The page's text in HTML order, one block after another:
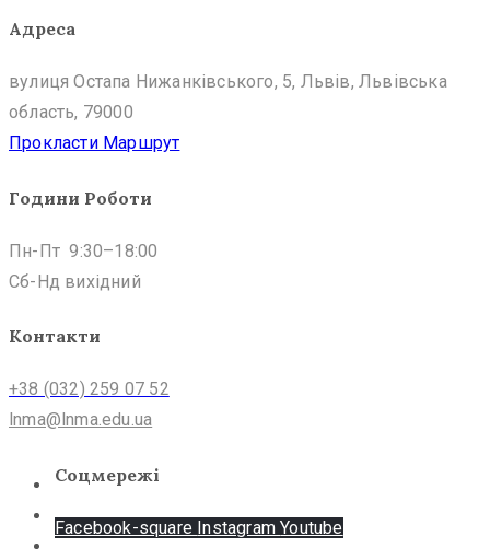
Адреса
вулиця Остапа Нижанківського, 5, Львів, Львівська
область, 79000
Прокласти Маршрут
Години Роботи
Пн-Пт 9:30–18:00
Сб-Нд вихідний
Контакти
+38 (032) 259 07 52
lnma@lnma.edu.ua
Соцмережі
Facebook-square Instagram Youtube